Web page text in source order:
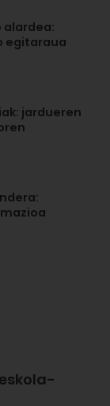
alardea:
egitaraua
jardueren